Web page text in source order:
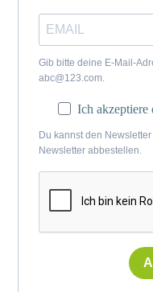
Gib bitte deine E-Mail-
abc@123.com.
Ich akzeptiere
Du kannst den
Newsletter abbestellen.